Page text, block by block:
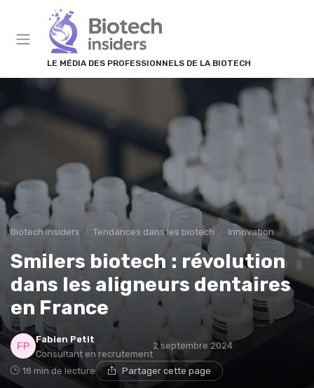
LE MÉDIA DES PROFESSIONNELS DE LA BIOTECH
Biotech Insiders Tendances dans les biotech Innovation
Smilers biotech : révolution
dans les aligneurs dentaires
en France
Fabien Petit
Consultant en recrutement
2 septembre 2024
18 min de lecture Partager cette page
Panneau de gestion des cookies